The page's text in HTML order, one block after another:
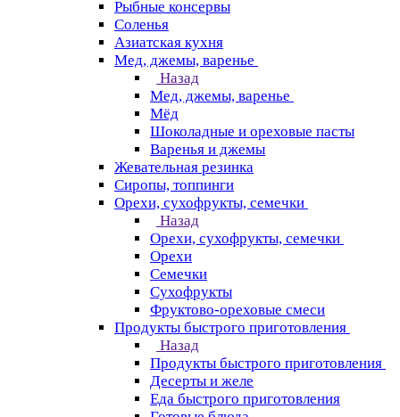
Рыбные консервы
Соленья
Азиатская кухня
Мед, джемы, варенье
Назад
Мед, джемы, варенье
Мёд
Шоколадные и ореховые пасты
Варенья и джемы
Жевательная резинка
Сиропы, топпинги
Орехи, сухофрукты, семечки
Назад
Орехи, сухофрукты, семечки
Орехи
Семечки
Сухофрукты
Фруктово-ореховые смеси
Продукты быстрого приготовления
Назад
Продукты быстрого приготовления
Десерты и желе
Еда быстрого приготовления